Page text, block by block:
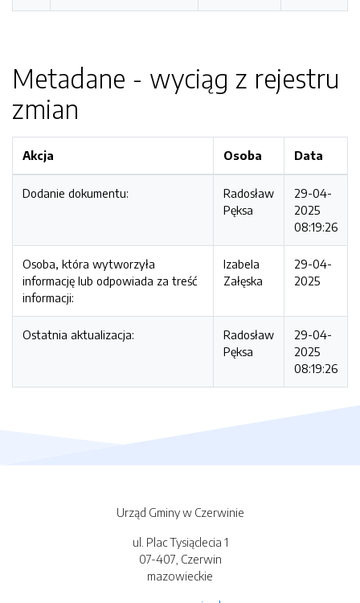
Metadane - wyciąg z rejestru
zmian
Akcja Osoba Data
Dodanie dokumentu:
Radosław
Pęksa
29-04-
2025
08:19:26
Osoba, która wytworzyła
informację lub odpowiada za treść
informacji:
Izabela
Załęska
29-04-
2025
Ostatnia aktualizacja:
Radosław
Pęksa
29-04-
2025
08:19:26
Urząd Gminy w Czerwinie
ul. Plac Tysiąclecia 1
07-407, Czerwin
mazowieckie